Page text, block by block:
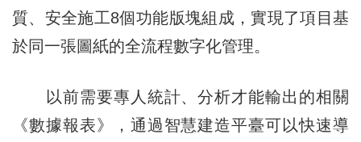
質、安全施工8個功能版塊組成，實現了項目基
於同一張圖紙的全流程數字化管理。
以前需要專人統計、分析才能輸出的相關
《數據報表》，通過智慧建造平臺可以快速導